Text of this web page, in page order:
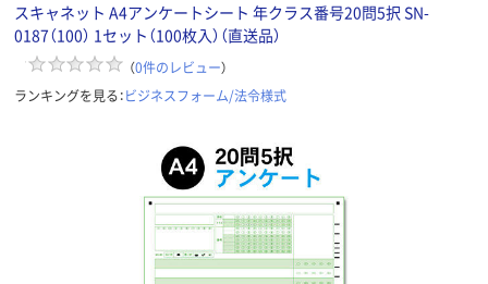
スキャネット A4アンケートシート 年クラス番号20問5択 SN-
0187（100） 1セット（100枚入）（直送品）
（0件のレビュー）
ランキングを見る：ビジネスフォーム/法令様式